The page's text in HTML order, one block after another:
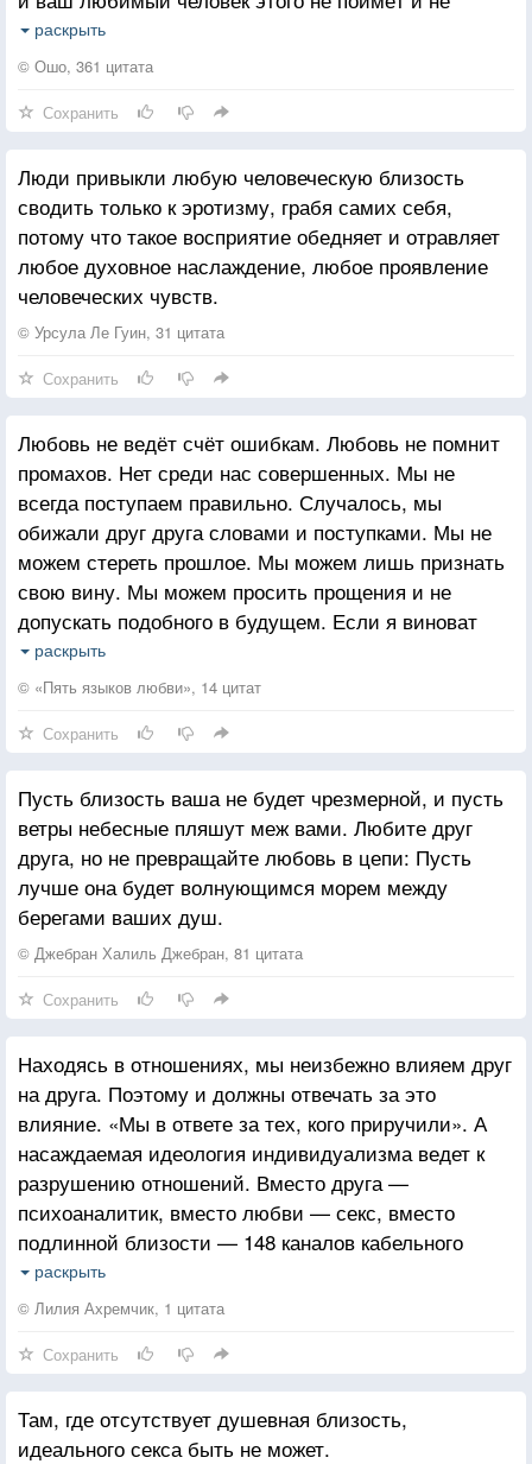
примет, так и знайте: здесь и не было никогда
подлинной близости. Было притворство, был
Если человек по-настоящему вам близок, он примет
и вашу откровенность, и ваше молчание, и ваши
чувства с любовью и пониманием, без критики и
осуждения.
Не бойтесь разорвать связь, если выяснится, что
она была фальшивой, что она не была основана на
подлинной близости и понимании.
Освободившись от такой связи, вы только лишь
вошло нечто подлинное и настоящее.
Для этого вам только и нужно стать подлинным и
настоящим самому.
раскрыть
© Ошо, 361 цитата
Сохранить
Люди привыкли любую человеческую близость
сводить только к эротизму, грабя самих себя,
потому что такое восприятие обедняет и отравляет
любое духовное наслаждение, любое проявление
человеческих чувств.
© Урсула Ле Гуин, 31 цитата
Сохранить
Любовь не ведёт счёт ошибкам. Любовь не помнит
промахов. Нет среди нас совершенных. Мы не
всегда поступаем правильно. Случалось, мы
обижали друг друга словами и поступками. Мы не
можем стереть прошлое. Мы можем лишь признать
свою вину. Мы можем просить прощения и не
допускать подобного в будущем. Если я виноват
перед женой, никак больше я не могу облегчить
боль, которую, возможно, причинил. Если она
прощения, у меня есть выбор: судить её или
простить. Если я хочу судить её, если я хочу
отплатить ей тем же или заставить её
расплатиться, я – судья, она – преступник.
Близость между нами невозможна. Если же
я прощаю, близкие отношения можно восстановить.
Прощение – путь любви.
раскрыть
© «Пять языков любви», 14 цитат
Сохранить
Пусть близость ваша не будет чрезмерной, и пусть
ветры небесные пляшут меж вами. Любите друг
друга, но не превращайте любовь в цепи: Пусть
лучше она будет волнующимся морем между
берегами ваших душ.
© Джебран Халиль Джебран, 81 цитата
Сохранить
Находясь в отношениях, мы неизбежно влияем друг
на друга. Поэтому и должны отвечать за это
влияние. «Мы в ответе за тех, кого приручили». А
насаждаемая идеология индивидуализма ведет к
разрушению отношений. Вместо друга —
психоаналитик, вместо любви — секс, вместо
подлинной близости — 148 каналов кабельного
телевидения и Интернет.
Когда никто никому ничего не должен, жить проще.
раскрыть
© Лилия Ахремчик, 1 цитата
Сохранить
Там, где отсутствует душевная близость,
идеального секса быть не может.